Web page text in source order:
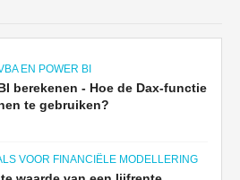
EN POWER BI
berekenen - Hoe de Dax-functie
te gebruiken?
VOOR FINANCIËLE MODELLERING
waarde van een lijfrente